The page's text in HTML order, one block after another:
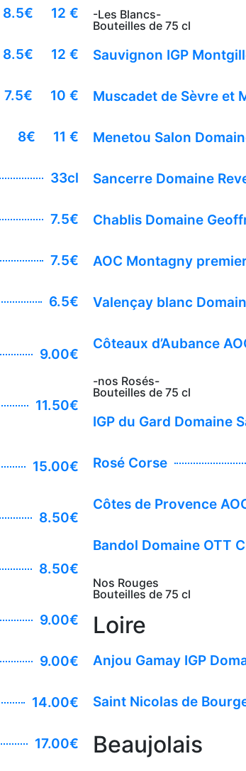
8.5€ 12 €
8.5€ 12 €
7.5€ 10 €
8€ 11 €
33cl
7.5€
7.5€
6.5€
9.00€
11.50€
15.00€
8.50€
8.50€
9.00€
9.00€
14.00€
17.00€
-Les Blancs-
Bouteilles de 75 cl
Sauvignon IGP
Muscadet de Sèvre et
Menetou Salon
Sancerre Domaine
Chablis Domaine
AOC Montagny
Valençay blanc
Côteaux d’Aubance
-nos Rosés-
Bouteilles de 75 cl
IGP du Gard Domaine
Rosé Corse
Côtes de Provence
Bandol Domaine OTT
Nos Rouges
Bouteilles de 75 cl
Loire
Anjou Gamay IGP
Saint Nicolas de
Beaujolais